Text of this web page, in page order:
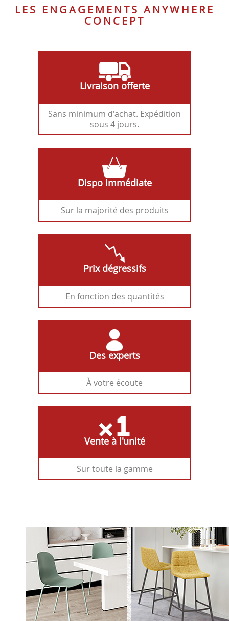
LES ENGAGEMENTS ANYWHERE
CONCEPT
Livraison offerte
Sans minimum d'achat. Expédition
sous 4 jours.
Dispo immédiate
Sur la majorité des produits
Prix dégressifs
En fonction des quantités
Des experts
À votre écoute
Vente à l'unité
Sur toute la gamme